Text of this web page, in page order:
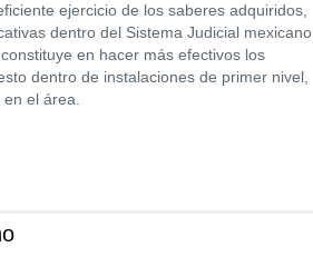
ejercicio de los saberes adquiridos,
dentro del Sistema Judicial mexicano,
en hacer más efectivos los
dentro de instalaciones de primer nivel,
el área.